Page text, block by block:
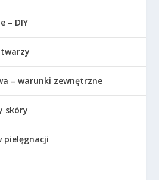
– DIY
twarzy
– warunki zewnętrzne
skóry
pielęgnacji